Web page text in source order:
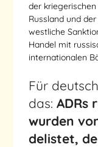
der
Russland und
westliche
Handel mit
internationalen
Für
das:ADRs
wurden
delistet,